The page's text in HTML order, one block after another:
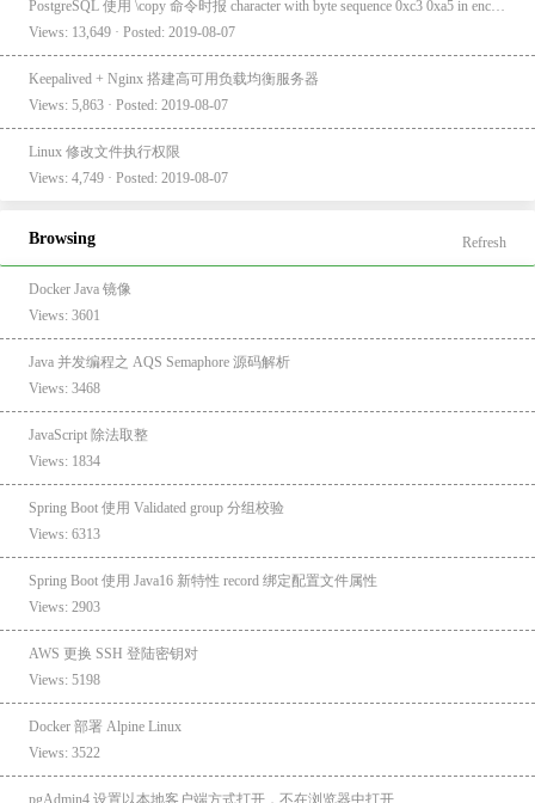
Views: 13,649 · Posted: 2019-08-07
Keepalived + Nginx 搭建高可用负载均衡服务器
Views: 5,863 · Posted: 2019-08-07
Linux 修改文件执行权限
Views: 4,749 · Posted: 2019-08-07
Browsing Refresh
Docker Java 镜像
Views: 3601
Java 并发编程之 AQS Semaphore 源码解析
Views: 3468
JavaScript 除法取整
Views: 1834
Spring Boot 使用 Validated group 分组校验
Views: 6313
Spring Boot 使用 Java16 新特性 record 绑定配置文件属性
Views: 2903
AWS 更换 SSH 登陆密钥对
Views: 5198
Docker 部署 Alpine Linux
Views: 3522
pgAdmin4 设置以本地客户端方式打开，不在浏览器中打开